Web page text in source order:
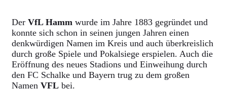
Der VfL Hamm wurde im Jahre 1883 gegründet und
konnte sich schon in seinen jungen Jahren einen
denkwürdigen Namen im Kreis und auch überkreislich
durch große Spiele und Pokalsiege erspielen. Auch die
Eröffnung des neues Stadions und Einweihung durch
den FC Schalke und Bayern trug zu dem großen
Namen VFL bei.